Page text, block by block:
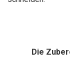
Die